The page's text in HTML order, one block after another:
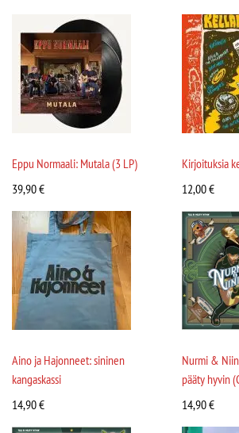
Eppu Normaali: Mutala (3 LP)
39,90€
Kirjoituksia
12,00€
Aino ja Hajonneet: sininen
kangaskassi
14,90€
Nurmi &
pääty hyvin
14,90€